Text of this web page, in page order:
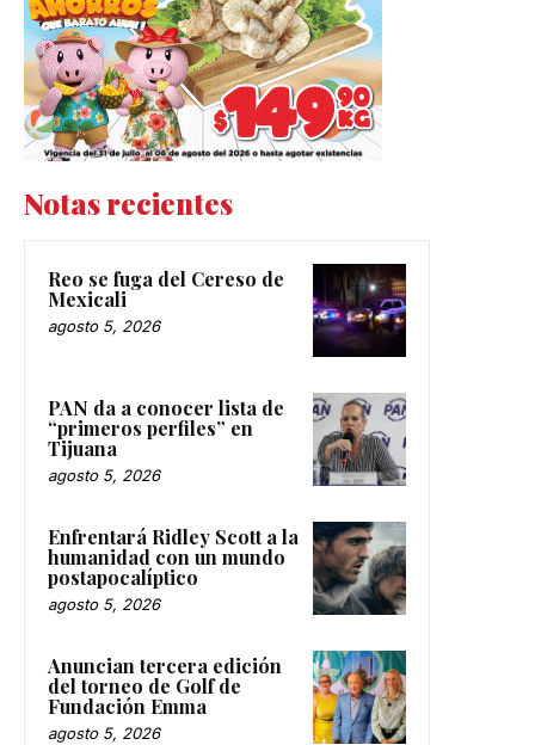
Notas recientes
Reo se fuga del Cereso de
Mexicali
agosto 5, 2026
PAN da a conocer lista de
“primeros perfiles” en
Tijuana
agosto 5, 2026
Enfrentará Ridley Scott a la
humanidad con un mundo
postapocalíptico
agosto 5, 2026
Anuncian tercera edición
del torneo de Golf de
Fundación Emma
agosto 5, 2026